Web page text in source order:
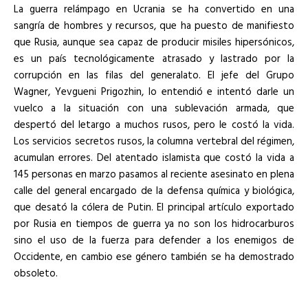
La guerra relámpago en Ucrania se ha convertido en una
sangría de hombres y recursos, que ha puesto de manifiesto
que Rusia, aunque sea capaz de producir misiles hipersónicos,
es un país tecnológicamente atrasado y lastrado por la
corrupción en las filas del generalato. El jefe del Grupo
Wagner, Yevgueni Prigozhin, lo entendió e intentó darle un
vuelco a la situación con una sublevación armada, que
despertó del letargo a muchos rusos, pero le costó la vida.
Los servicios secretos rusos, la columna vertebral del régimen,
acumulan errores. Del atentado islamista que costó la vida a
145 personas en marzo pasamos al reciente asesinato en plena
calle del general encargado de la defensa química y biológica,
que desató la cólera de Putin. El principal artículo exportado
por Rusia en tiempos de guerra ya no son los hidrocarburos
sino el uso de la fuerza para defender a los enemigos de
Occidente, en cambio ese género también se ha demostrado
obsoleto.